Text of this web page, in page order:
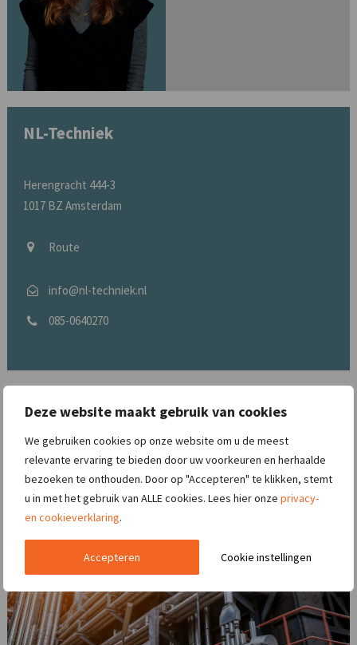
Deze website maakt gebruik van cookies
We gebruiken cookies op onze website om u de meest
relevante ervaring te bieden door uw voorkeuren en herhaalde
bezoeken te onthouden. Door op "Accepteren" te klikken, stemt
u in met het gebruik van ALLE cookies. Lees hier onze privacy-
en cookieverklaring.
Cookie instellingen
Accepteren
NL-Techniek
Herengracht 444-3
1017 BZ Amsterdam
Route
info@nl-techniek.nl
085-0640270